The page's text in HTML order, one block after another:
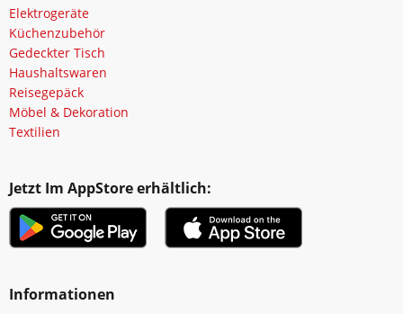
Elektrogeräte
Küchenzubehör
Gedeckter Tisch
Haushaltswaren
Reisegepäck
Möbel & Dekoration
Textilien
Jetzt Im AppStore erhältlich:
Informationen